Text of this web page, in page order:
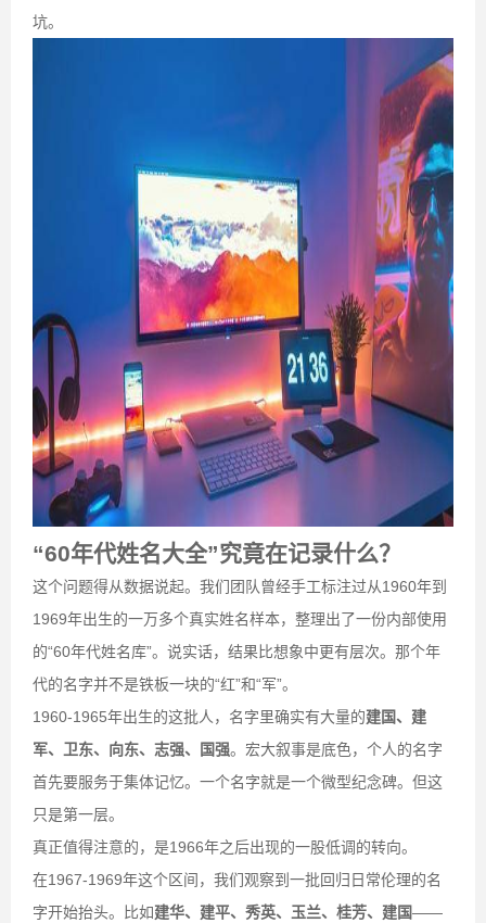
坑。
“60年代姓名大全”究竟在记录什么？
这个问题得从数据说起。我们团队曾经手工标注过从1960年到
1969年出生的一万多个真实姓名样本，整理出了一份内部使用
的“60年代姓名库”。说实话，结果比想象中更有层次。那个年
代的名字并不是铁板一块的“红”和“军”。
1960-1965年出生的这批人，名字里确实有大量的建国、建
军、卫东、向东、志强、国强。宏大叙事是底色，个人的名字
首先要服务于集体记忆。一个名字就是一个微型纪念碑。但这
只是第一层。
真正值得注意的，是1966年之后出现的一股低调的转向。
在1967-1969年这个区间，我们观察到一批回归日常伦理的名
字开始抬头。比如建华、建平、秀英、玉兰、桂芳、建国——